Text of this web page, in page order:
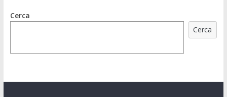
Cerca
Cerca